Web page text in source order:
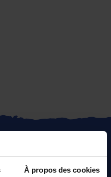
À propos des cookies
phares